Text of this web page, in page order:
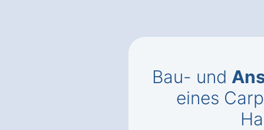
Bau- und
eines